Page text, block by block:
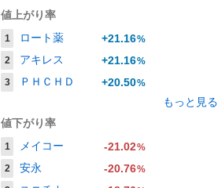
値上がり率
1 ロート薬 +21.16%
2
アキレス +21.16%
3
ＰＨＣＨＤ +20.50%
もっと見る
値下がり率
1 メイコー -21.02%
2
安永 -20.76%